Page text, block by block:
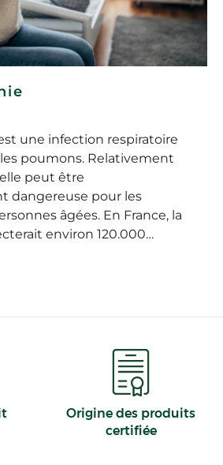
une infection respiratoire
poumons. Relativement
peut être
dangereuse pour les
âgées. En France, la
environ 120.000
année.
Origine des produits
certifiée